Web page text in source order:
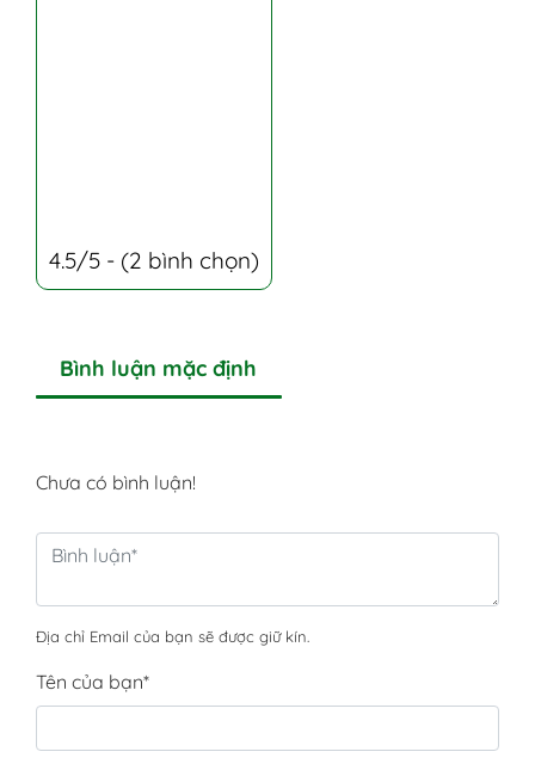
4.5/5 - (2 bình chọn)
Bình luận mặc định
Chưa có bình luận!
Địa chỉ Email của bạn sẽ được giữ kín.
Tên của bạn*